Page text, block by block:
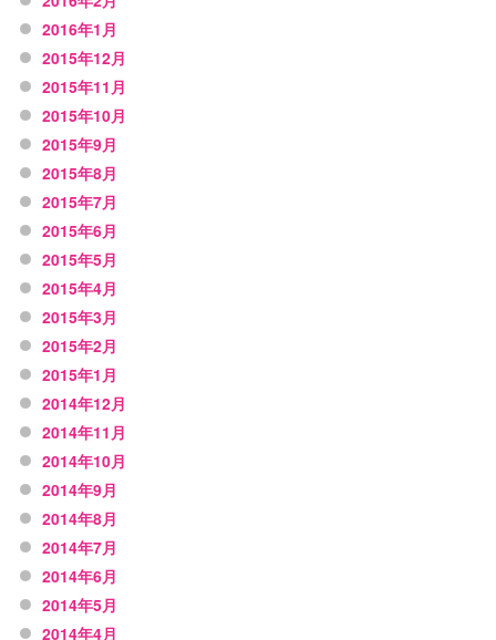
2016年1月
2015年12月
2015年11月
2015年10月
2015年9月
2015年8月
2015年7月
2015年6月
2015年5月
2015年4月
2015年3月
2015年2月
2015年1月
2014年12月
2014年11月
2014年10月
2014年9月
2014年8月
2014年7月
2014年6月
2014年5月
2014年4月